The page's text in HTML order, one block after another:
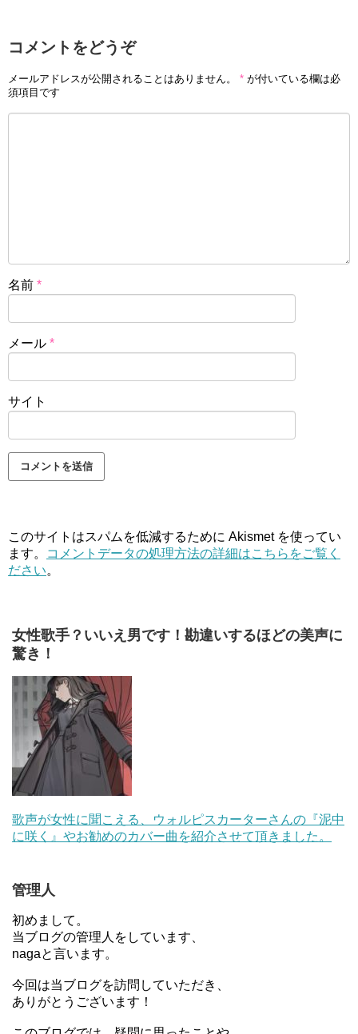
コメントをどうぞ
メールアドレスが公開されることはありません。 * が付いている欄は必
須項目です
名前 *
メール *
サイト
このサイトはスパムを低減するために Akismet を使ってい
ます。
コメントデータの処理方法の詳細はこちらをご覧く
ださい。
女性歌手？いいえ男です！勘違いするほどの美声に
驚き！
歌声が女性に聞こえる、ウォルピスカーターさんの『泥中
に咲く』やお勧めのカバー曲を紹介させて頂きました。
管理人
初めまして。
当ブログの管理人をしています、
nagaと言います。
今回は当ブログを訪問していただき、
ありがとうございます！